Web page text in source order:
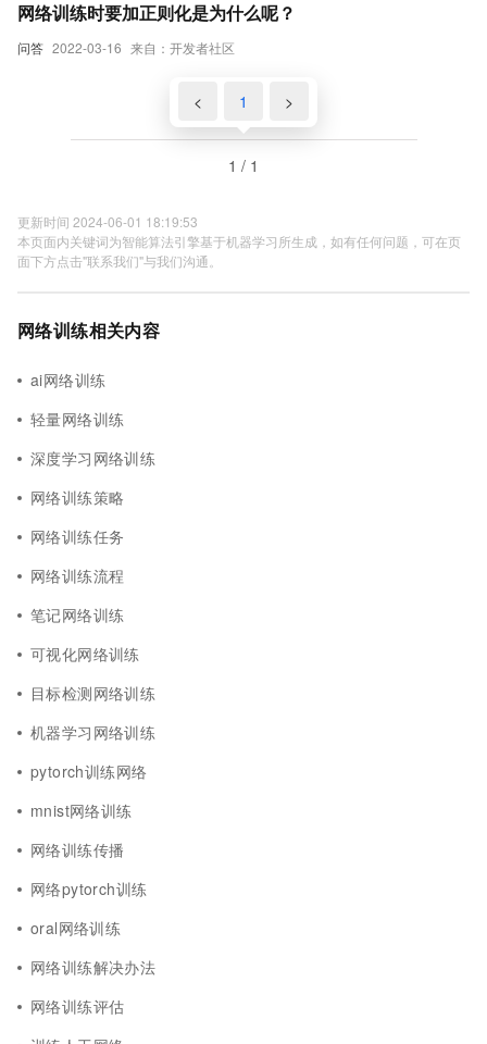
问答 2022-03-16 来自：开发者社区
网络训练时要加正则化是为什么呢？
< 1 >
1 / 1
更新时间 2024-06-01 18:19:53
本页面内关键词为智能算法引擎基于机器学习所生成，如有任何问题，可在页
面下方点击"联系我们"与我们沟通。
网络训练相关内容
ai网络训练
轻量网络训练
深度学习网络训练
网络训练策略
网络训练任务
网络训练流程
笔记网络训练
可视化网络训练
目标检测网络训练
机器学习网络训练
pytorch训练网络
mnist网络训练
网络训练传播
网络pytorch训练
oral网络训练
网络训练解决办法
网络训练评估